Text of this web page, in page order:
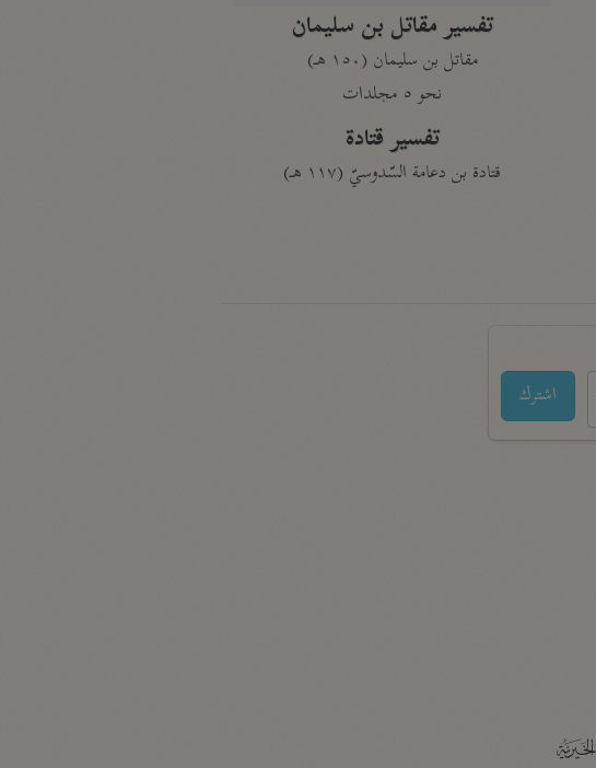
تفسير مقاتل بن سليمان
مقاتل بن سليمان (١٥٠ هـ)
نحو ٥ مجلدات
تفسير قتادة
قتادة بن دعامة السّدوسيّ (١١٧ هـ)
اشترك